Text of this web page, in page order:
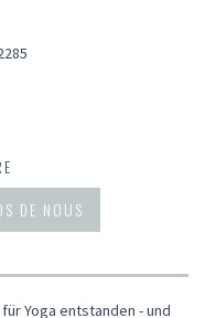
DE NOUS
Yoga entstanden - und